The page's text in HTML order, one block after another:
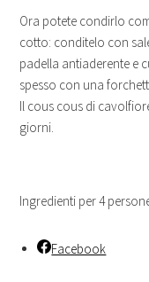
Ora potete condirlo
cotto: conditelo con
padella antiaderente e
spesso con una
Il cous cous di
giorni.
Ingredienti per 4
Facebook